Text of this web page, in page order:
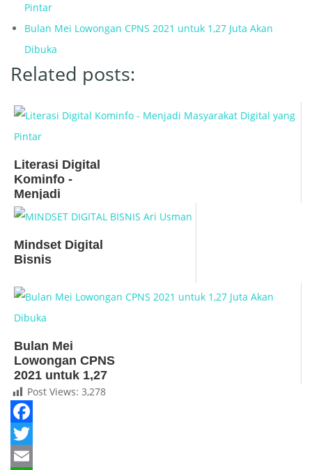
Pintar
Bulan Mei Lowongan CPNS 2021 untuk 1,27 Juta Akan
Dibuka
Related posts:
Literasi Digital
Kominfo -
Menjadi
Masyarakat
Digital yang
Pintar
Mindset Digital
Bisnis
Bulan Mei
Lowongan CPNS
2021 untuk 1,27
Juta Akan Dibuka
Post Views: 3,278
Facebook
Twitter